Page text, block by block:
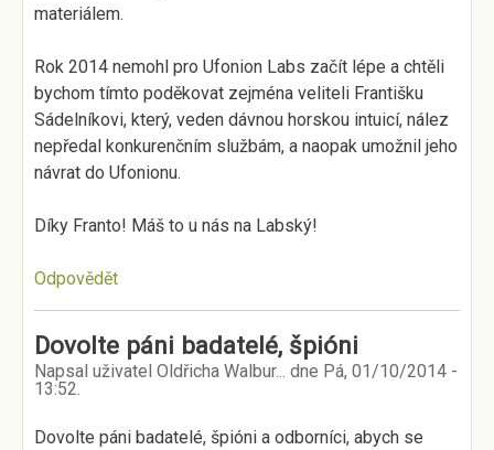
materiálem.
Rok 2014 nemohl pro Ufonion Labs začít lépe a chtěli
bychom tímto poděkovat zejména veliteli Františku
Sádelníkovi, který, veden dávnou horskou intuicí, nález
nepředal konkurenčním službám, a naopak umožnil jeho
návrat do Ufonionu.
Díky Franto! Máš to u nás na Labský!
Odpovědět
Dovolte páni badatelé, špióni
Napsal uživatel Oldřicha Walbur... dne Pá, 01/10/2014 -
13:52.
Dovolte páni badatelé, špióni a odborníci, abych se